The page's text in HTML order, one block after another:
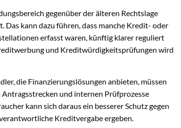
gegenüber der älteren Rechtslage
kann dazu führen, dass manche Kredit- oder
erfasst waren, künftig klarer reguliert
und Kreditwürdigkeitsprüfungen wird
die Finanzierungslösungen anbieten, müssen
und internen Prüfprozesse
kann sich daraus ein besserer Schutz gegen
Kreditvergabe ergeben.